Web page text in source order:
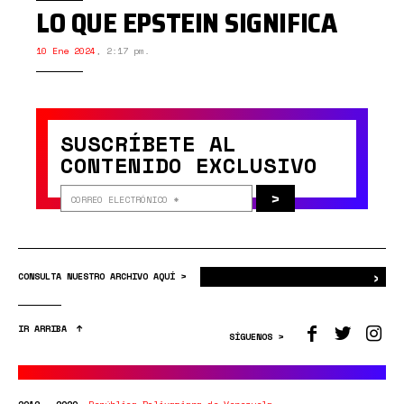
LO QUE EPSTEIN SIGNIFICA
10 Ene 2024 , 2:17 pm.
SUSCRÍBETE AL
CONTENIDO EXCLUSIVO
>
CONSULTA NUESTRO ARCHIVO AQUÍ > ›
IR ARRIBA
SÍGUENOS >